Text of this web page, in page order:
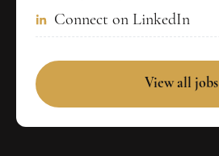
Connect on LinkedIn
View all jobs